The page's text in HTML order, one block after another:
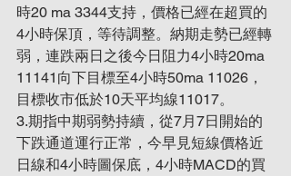
時20 ma 3344支持，價格已經在超買的
4小時保頂，等待調整。納期走勢已經轉
弱，連跌兩日之後今日阻力4小時20ma
11141向下目標至4小時50ma 11026，
目標收市低於10天平均線11017。
3.期指中期弱勢持續，從7月7日開始的
下跌通道運行正常，今早見短線價格近
日線和4小時圖保底，4小時MACD的買